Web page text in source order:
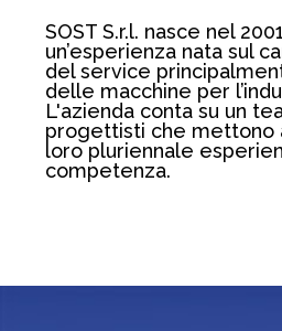
SOST S.r.l. nasce nel
un’esperienza nata sul
del service
delle macchine per
L'azienda conta su un
progettisti che mettono
loro pluriennale
competenza.